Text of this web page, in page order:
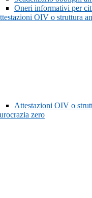
Oneri informativi per
OIV o struttura
Attestazioni OIV o
zero